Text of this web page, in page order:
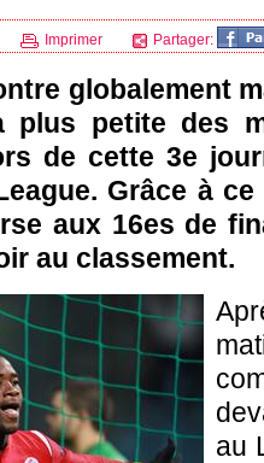
Imprimer Partager:
globalement
plus petite des
de cette 3e
Grâce à
aux 16es de
au classement.
au